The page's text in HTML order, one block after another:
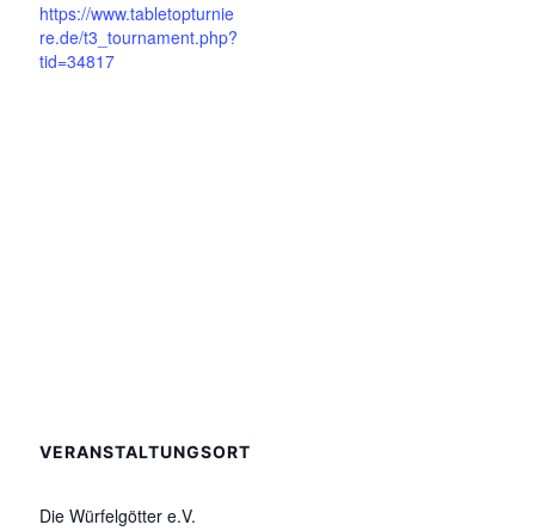
https://www.tabletopturnie
re.de/t3_tournament.php?
tid=34817
VERANSTALTUNGSORT
Die Würfelgötter e.V.